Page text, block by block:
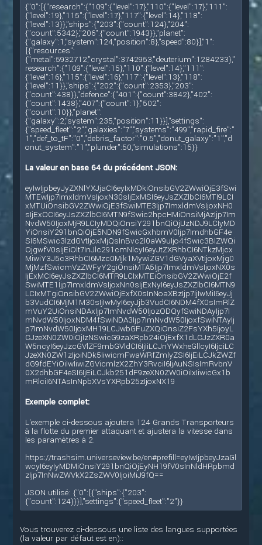
{"0":[{"research":{"109":{"level":17},"110":{"level":17},"111":
{"level":19},"115":{"level":17},"117":{"level":14},"118":
{"level":13}},"ships":{"203":{"count":124},"204":
{"count":5342},"206":{"count":1943}},"planet":
{"galaxy":1,"system":124,"position":8},"speed":80}],"1":
[{"resources":
{"metal":5932712,"crystal":3742953,"deuterium":1284233},"
research":{"109":{"level":15},"110":{"level":14},"111":
{"level":16},"115":{"level":16},"117":{"level":13},"118":
{"level":11}},"ships":{"202":{"count":2353},"203":
{"count":438}},"defence":{"401":{"count":3842},"402":
{"count":1438},"407":{"count":1},"502":
{"count":10}},"planet":
{"galaxy":2,"system":235,"position":11}}],"settings":
{"speed_fleet":"2","galaxies":"7","systems":"499","rapid_fire":"
1","def_to_tF":"0","debris_factor":"0.5","donut_galaxy":"1","d
onut_system":"1","plunder":50,"simulations":15}}
La valeur en base 64 du précédent JSON:
eyIwIjpbeyJyZXNlYXJjaCI6eyIxMDkiOnsibGV2ZWwiOjE3fSwi
MTEwIjp7ImxldmVsIjoxN30sIjExMSI6eyJsZXZlbCI6MTl9LCI
xMTUiOnsibGV2ZWwiOjE3fSwiMTE3Ijp7ImxldmVsIjoxNH0
sIjExOCI6eyJsZXZlbCI6MTN9fSwic2hpcHMiOnsiMjAzIjp7Im
NvdW50IjoxMjR9LCIyMDQiOnsiY291bnQiOjUzNDJ9LCIyMD
YiOnsiY291bnQiOjE5NDN9fSwicGxhbmV0Ijp7ImdhbGF4e
SI6MSwic3lzdGVtIjoxMjQsInBvc2l0aW9uIjo4fSwic3BlZWQi
OjgwfV0sIjEiOlt7InJlc291cmNlcyI6eyJtZXRhbCI6NTkzMjcx
MiwiY3J5c3RhbCI6Mzc0Mjk1MywiZGV1dGVyaXVtIjoxMjg0
MjMzfSwicmVzZWFyY2giOnsiMTA5Ijp7ImxldmVsIjoxNX0s
IjExMCI6eyJsZXZlbCI6MTR9LCIxMTEiOnsibGV2ZWwiOjE2f
SwiMTE1Ijp7ImxldmVsIjoxNn0sIjExNyI6eyJsZXZlbCI6MTN9
LCIxMTgiOnsibGV2ZWwiOjExfX0sInNoaXBzIjp7IjIwMiI6eyJj
b3VudCI6MjM1M30sIjIwMyI6eyJjb3VudCI6NDM4fX0sImRlZ
mVuY2UiOnsiNDAxIjp7ImNvdW50IjozODQyfSwiNDAyIjp7I
mNvdW50IjoxNDM4fSwiNDA3Ijp7ImNvdW50IjoxfSwiNTAyIj
p7ImNvdW50IjoxMH19LCJwbGFuZXQiOnsiZ2FsYXh5IjoyL
CJzeXN0ZW0iOjIzNSwicG9zaXRpb24iOjExfX1dLCJzZXR0a
W5ncyI6eyJzcGVlZF9mbGVldCI6IjIiLCJnYWxheGllcyI6IjciLC
JzeXN0ZW1zIjoiNDk5IiwicmFwaWRfZmlyZSI6IjEiLCJkZWZf
dG9fdEYiOiIwIiwiZGVicmlzX2ZhY3RvciI6IjAuNSIsImRvbnV
0X2dhbGF4eSI6IjEiLCJkb251dF9zeXN0ZW0iOiIxIiwicGx1b
mRlciI6NTAsInNpbXVsYXRpb25zIjoxNX19
Exemple complet:
L'exemple ci-dessous ajoutera 124 Grands Transporteurs
à la flotte du premier attaquant et ajustera la vitesse dans
les paramètres à 2.
https://trashsim.universeview.be/en#prefill=eyIwIjpbeyJzaGl
wcyI6eyIyMDMiOnsiY291bnQiOjEyNH19fV0sInNldHRpbmd
zIjp7InNwZWVkX2ZsZWV0IjoiMiJ9fQ==
JSON utilisé: {"0":[{"ships":{"203":
{"count":124}}}],"settings":{"speed_fleet":"2"}}
Vous trouverez ci-dessous une liste des langues supportées
(la valeur par défaut est en)::